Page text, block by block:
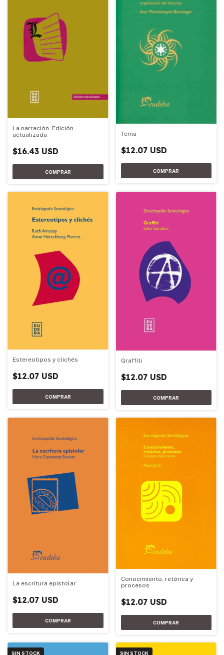
La narración. Edición
actualizada
$16.43 USD
Tema
$12.07 USD
Estereotipos y clichés
$12.07 USD
Graffiti
$12.07 USD
La escritura epistolar
$12.07 USD
Conocimiento, retórica y
procesos
$12.07 USD
SIN STOCK SIN STOCK